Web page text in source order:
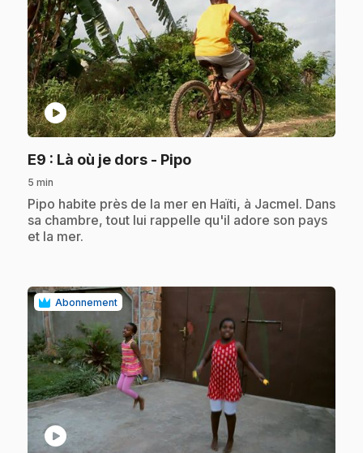
play_circle
E9 : Là où je dors - Pipo.
5 min
.Pipo habite près de la mer en Haïti, à Jacmel. Dans
sa chambre, tout lui rappelle qu'il adore son pays
et la mer.
Abonnement
play_circle